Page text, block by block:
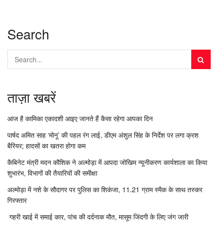
Search
ताज़ा खबरें
आज है कामिका एकादशी आइए जानते हैं कैसा रहेगा आपका दिन
पार्षद अमित साह ‘मोनू’ की पहल रंग लाई, डीएम अंशुल सिंह के निर्देश पर लगा क्रश
बैरियर; हादसों का खतरा होगा कम
कैबिनेट मंत्री मदन कौशिक ने अल्मोड़ा में आपदा जोखिम न्यूनीकरण कार्यशाला का किया
शुभारंभ, विभागों की तैयारियों की समीक्षा
अल्मोड़ा में नशे के सौदागर पर पुलिस का शिकंजा, 11.21 ग्राम स्मैक के साथ तस्कर
गिरफ्तार
गहरी खाई में समाई कार, पांच की दर्दनाक मौत, मासूम जिंदगी के लिए जंग जारी